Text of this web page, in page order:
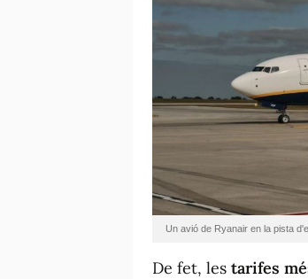
Un avió de Ryanair en la pista
De fet, les tarifes